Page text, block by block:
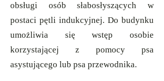
obsługi osób słabosłyszących w
postaci pętli indukcyjnej. Do budynku
umożliwia się wstęp osobie
korzystającej z pomocy psa
asystującego lub psa przewodnika.